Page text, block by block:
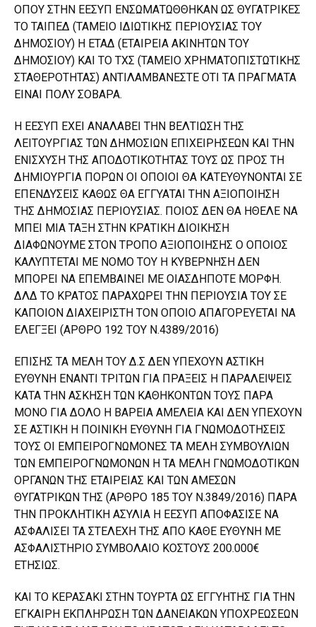
ΟΠΟΥ ΣΤΗΝ ΕΕΣΥΠ ΕΝΣΩΜΑΤΩΘΘΗΚΑΝ ΩΣ ΘΥΓΑΤΡΙΚΕΣ
ΤΟ ΤΑΙΠΕΔ (ΤΑΜΕΙΟ ΙΔΙΩΤΙΚΗΣ ΠΕΡΙΟΥΣΙΑΣ ΤΟΥ
ΔΗΜΟΣΙΟΥ) Η ΕΤΑΔ (ΕΤΑΙΡΕΙΑ ΑΚΙΝΗΤΩΝ ΤΟΥ
ΔΗΜΟΣΙΟΥ) ΚΑΙ ΤΟ ΤΧΣ (ΤΑΜΕΙΟ ΧΡΗΜΑΤΟΠΙΣΤΩΤΙΚΗΣ
ΣΤΑΘΕΡΟΤΗΤΑΣ) ΑΝΤΙΛΑΜΒΑΝΕΣΤΕ ΟΤΙ ΤΑ ΠΡΑΓΜΑΤΑ
ΕΙΝΑΙ ΠΟΛΥ ΣΟΒΑΡΑ.
Η ΕΕΣΥΠ ΕΧΕΙ ΑΝΑΛΑΒΕΙ ΤΗΝ ΒΕΛΤΙΩΣΗ ΤΗΣ
ΛΕΙΤΟΥΡΓΙΑΣ ΤΩΝ ΔΗΜΟΣΙΩΝ ΕΠΙΧΕΙΡΗΣΕΩΝ ΚΑΙ ΤΗΝ
ΕΝΙΣΧΥΣΗ ΤΗΣ ΑΠΟΔΟΤΙΚΟΤΗΤΑΣ ΤΟΥΣ ΩΣ ΠΡΟΣ ΤΗ
ΔΗΜΙΟΥΡΓΙΑ ΠΟΡΩΝ ΟΙ ΟΠΟΙΟΙ ΘΑ ΚΑΤΕΥΘΥΝΟΝΤΑΙ ΣΕ
ΕΠΕΝΔΥΣΕΙΣ ΚΑΘΩΣ ΘΑ ΕΓΓΥΑΤΑΙ ΤΗΝ ΑΞΙΟΠΟΙΗΣΗ
ΤΗΣ ΔΗΜΟΣΙΑΣ ΠΕΡΙΟΥΣΙΑΣ. ΠΟΙΟΣ ΔΕΝ ΘΑ ΗΘΕΛΕ ΝΑ
ΜΠΕΙ ΜΙΑ ΤΑΞΗ ΣΤΗΝ ΚΡΑΤΙΚΗ ΔΙΟΙΚΗΣΗ
ΔΙΑΦΩΝΟΥΜΕ ΣΤΟΝ ΤΡΟΠΟ ΑΞΙΟΠΟΙΗΣΗΣ Ο ΟΠΟΙΟΣ
ΚΑΛΥΠΤΕΤΑΙ ΜΕ ΝΟΜΟ ΤΟΥ Η ΚΥΒΕΡΝΗΣΗ ΔΕΝ
ΜΠΟΡΕΙ ΝΑ ΕΠΕΜΒΑΙΝΕΙ ΜΕ ΟΙΑΣΔΗΠΟΤΕ ΜΟΡΦΗ.
ΔΛΔ ΤΟ ΚΡΑΤΟΣ ΠΑΡΑΧΩΡΕΙ ΤΗΝ ΠΕΡΙΟΥΣΙΑ ΤΟΥ ΣΕ
ΚΑΠΟΙΟΝ ΔΙΑΧΕΙΡΙΣΤΗ ΤΟΝ ΟΠΟΙΟ ΑΠΑΓΟΡΕΥΕΤΑΙ ΝΑ
ΕΛΕΓΞΕΙ (ΑΡΘΡΟ 192 ΤΟΥ Ν.4389/2016)
ΕΠΙΣΗΣ ΤΑ ΜΕΛΗ ΤΟΥ Δ.Σ ΔΕΝ ΥΠΕΧΟΥΝ ΑΣΤΙΚΗ
ΕΥΘΥΝΗ ΕΝΑΝΤΙ ΤΡΙΤΩΝ ΓΙΑ ΠΡΑΞΕΙΣ Η ΠΑΡΑΛΕΙΨΕΙΣ
ΚΑΤΑ ΤΗΝ ΑΣΚΗΣΗ ΤΩΝ ΚΑΘΗΚΟΝΤΩΝ ΤΟΥΣ ΠΑΡΑ
ΜΟΝΟ ΓΙΑ ΔΟΛΟ Η ΒΑΡΕΙΑ ΑΜΕΛΕΙΑ ΚΑΙ ΔΕΝ ΥΠΕΧΟΥΝ
ΣΕ ΑΣΤΙΚΗ Η ΠΟΙΝΙΚΗ ΕΥΘΥΝΗ ΓΙΑ ΓΝΩΜΟΔΟΤΗΣΕΙΣ
ΤΟΥΣ ΟΙ ΕΜΠΕΙΡΟΓΝΩΜΟΝΕΣ ΤΑ ΜΕΛΗ ΣΥΜΒΟΥΛΙΩΝ
ΤΩΝ ΕΜΠΕΙΡΟΓΝΩΜΟΝΩΝ Η ΤΑ ΜΕΛΗ ΓΝΩΜΟΔΟΤΙΚΩΝ
ΟΡΓΑΝΩΝ ΤΗΣ ΕΤΑΙΡΕΙΑΣ ΚΑΙ ΤΩΝ ΑΜΕΣΩΝ
ΘΥΓΑΤΡΙΚΩΝ ΤΗΣ (ΑΡΘΡΟ 185 ΤΟΥ Ν.3849/2016) ΠΑΡΑ
ΤΗΝ ΠΡΟΚΛΗΤΙΚΗ ΑΣΥΛΙΑ Η ΕΕΣΥΠ ΑΠΟΦΑΣΙΣΕ ΝΑ
ΑΣΦΑΛΙΣΕΙ ΤΑ ΣΤΕΛΕΧΗ ΤΗΣ ΑΠΟ ΚΑΘΕ ΕΥΘΥΝΗ ΜΕ
ΑΣΦΑΛΙΣΤΗΡΙΟ ΣΥΜΒΟΛΑΙΟ ΚΟΣΤΟΥΣ 200.000€
ΕΤΗΣΙΩΣ.
ΚΑΙ ΤΟ ΚΕΡΑΣΑΚΙ ΣΤΗΝ ΤΟΥΡΤΑ ΩΣ ΕΓΓΥΗΤΗΣ ΓΙΑ ΤΗΝ
ΕΓΚΑΙΡΗ ΕΚΠΛΗΡΩΣΗ ΤΩΝ ΔΑΝΕΙΑΚΩΝ ΥΠΟΧΡΕΩΣΕΩΝ